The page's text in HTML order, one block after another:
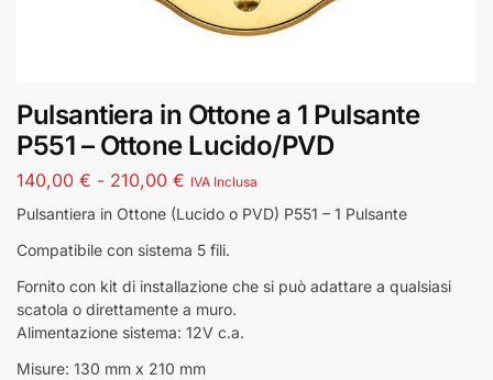
Pulsantiera in Ottone a 1 Pulsante
P551 – Ottone Lucido/PVD
140,00 € - 210,00 € IVA Inclusa
Pulsantiera in Ottone (Lucido o PVD) P551 – 1 Pulsante
Compatibile con sistema 5 fili.
Fornito con kit di installazione che si può adattare a qualsiasi
scatola o direttamente a muro.
Alimentazione sistema: 12V c.a.
Misure: 130 mm x 210 mm